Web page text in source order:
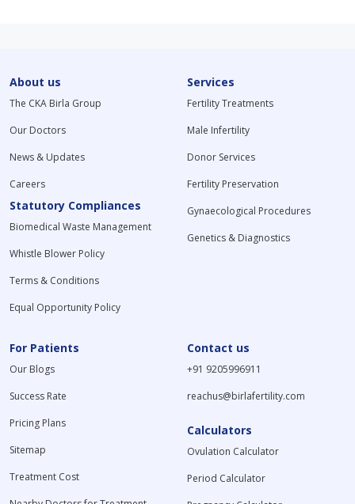
About us
The CKA Birla Group
Our Doctors
News & Updates
Careers
Statutory Compliances
Biomedical Waste Management
Whistle Blower Policy
Terms & Conditions
Equal Opportunity Policy
Services
Fertility Treatments
Male Infertility
Donor Services
Fertility Preservation
Gynaecological Procedures
Genetics & Diagnostics
For Patients
Our Blogs
Success Rate
Pricing Plans
Sitemap
Treatment Cost
Contact us
+91 9205996911
reachus@birlafertility.com
Calculators
Ovulation Calculator
Period Calculator